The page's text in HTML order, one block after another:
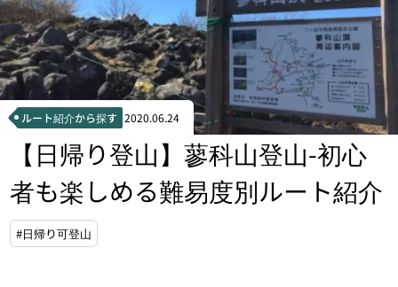
ルート紹介から探す 2020.06.24
【日帰り登山】蓼科山登山-初心
者も楽しめる難易度別ルート紹介
#日帰り可登山